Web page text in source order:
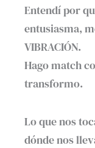
Entendí por
entusiasma,
VIBRACIÓN.
Hago match
transformo.
Lo que nos
dónde nos